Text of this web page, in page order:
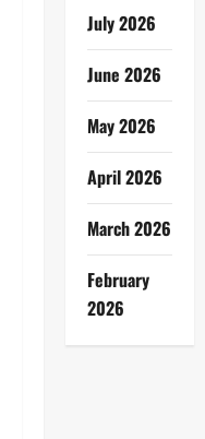
July 2026
June 2026
May 2026
April 2026
March 2026
February
2026